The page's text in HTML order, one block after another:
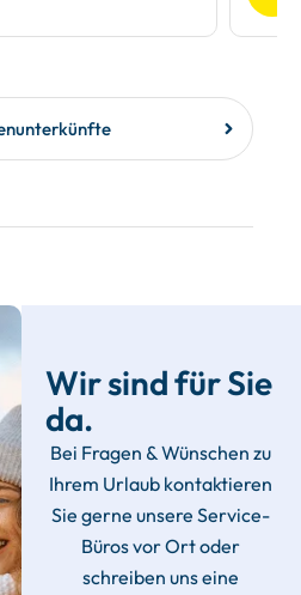
Wir sind für Sie
da.
Bei Fragen & Wünschen zu
Ihrem Urlaub kontaktieren
Sie gerne unsere Service-
Büros vor Ort oder
schreiben uns eine